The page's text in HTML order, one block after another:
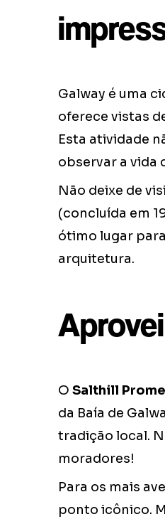
Galway é uma
oferece vistas
Esta atividade
observar a vida
Não deixe de
(concluída em
ótimo lugar
arquitetura.
O Salthill
da Baía de
tradição local.
moradores!
Para os mais
ponto icônico.